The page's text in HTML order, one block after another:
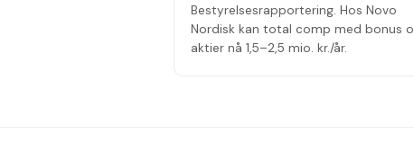
Bestyrelsesrapportering. Hos Novo
Nordisk kan total comp med bonus
aktier nå 1,5–2,5 mio. kr./år.